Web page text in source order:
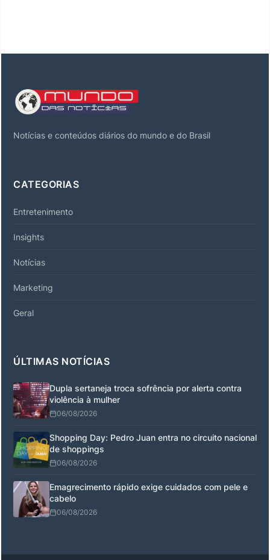
Notícias e conteúdos diários do mundo e do Brasil
CATEGORIAS
Entretenimento
Insights
Notícias
Marketing
Geral
ÚLTIMAS NOTÍCIAS
Dupla sertaneja troca sofrência por alerta contra
violência à mulher
06/08/2026
Shopping Day: Pedro Juan entra no circuito nacional
de shoppings
06/08/2026
Emagrecimento rápido exige cuidados com pele e
cabelo
06/08/2026